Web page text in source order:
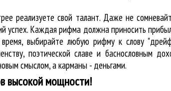
реализуете свой талант. Даже не
успех. Каждая рифма должна приносить
выбирайте любую рифму к слову
поэтической славе и баснословным
смыслом, а карманы - деньгами.
высокой мощности!